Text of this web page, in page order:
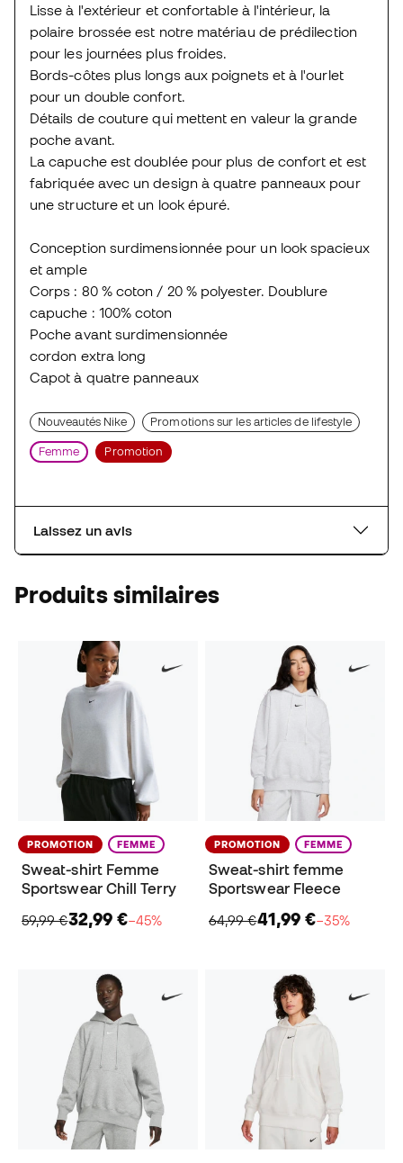
Lisse à l'extérieur et confortable à l'intérieur, la
polaire brossée est notre matériau de prédilection
pour les journées plus froides.
Bords-côtes plus longs aux poignets et à l'ourlet
pour un double confort.
Détails de couture qui mettent en valeur la grande
poche avant.
La capuche est doublée pour plus de confort et est
fabriquée avec un design à quatre panneaux pour
une structure et un look épuré.
Conception surdimensionnée pour un look spacieux
et ample
Corps : 80 % coton / 20 % polyester. Doublure
capuche : 100% coton
Poche avant surdimensionnée
cordon extra long
Capot à quatre panneaux
Nouveautés Nike Promotions sur les articles de lifestyle
Femme Promotion
Laissez un avis
Produits similaires
PROMOTION FEMME
Sweat-shirt Femme
Sportswear Chill Terry
59,99 €32,99 €−45%
PROMOTION FEMME
Sweat-shirt femme
Sportswear Fleece
64,99 €41,99 €−35%